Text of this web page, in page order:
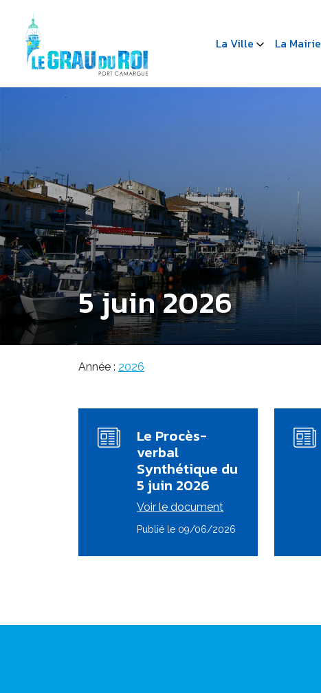
La Ville La Mairie
5 juin 2026
Année : 2026
Le Procès-
verbal
Synthétique du
5 juin 2026
Voir le document
Publié le 09/06/2026